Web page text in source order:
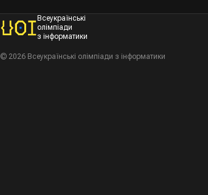
Всеукраїнські
олімпіади
з інформатики
© 2026 Всеукраїнські олімпіади з інформатики